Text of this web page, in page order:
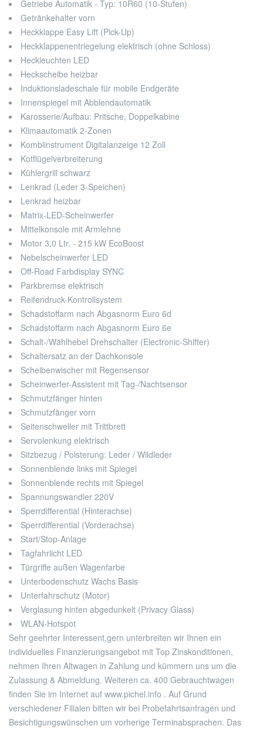
Getriebe Automatik - Typ: 10R60 (10-Stufen)
Getränkehalter vorn
Heckklappe Easy Lift (Pick-Up)
Heckklappenentriegelung elektrisch (ohne Schloss)
Heckleuchten LED
Heckscheibe heizbar
Induktionsladeschale für mobile Endgeräte
Innenspiegel mit Abblendautomatik
Karosserie/Aufbau: Pritsche, Doppelkabine
Klimaautomatik 2-Zonen
Kombiinstrument Digitalanzeige 12 Zoll
Kotflügelverbreiterung
Kühlergrill schwarz
Lenkrad (Leder 3-Speichen)
Lenkrad heizbar
Matrix-LED-Scheinwerfer
Mittelkonsole mit Armlehne
Motor 3,0 Ltr. - 215 kW EcoBoost
Nebelscheinwerfer LED
Off-Road Farbdisplay SYNC
Parkbremse elektrisch
Reifendruck-Kontrollsystem
Schadstoffarm nach Abgasnorm Euro 6d
Schadstoffarm nach Abgasnorm Euro 6e
Schalt-/Wählhebel Drehschalter (Electronic-Shifter)
Schaltersatz an der Dachkonsole
Scheibenwischer mit Regensensor
Scheinwerfer-Assistent mit Tag-/Nachtsensor
Schmutzfänger hinten
Schmutzfänger vorn
Seitenschweller mit Trittbrett
Servolenkung elektrisch
Sitzbezug / Polsterung: Leder / Wildleder
Sonnenblende links mit Spiegel
Sonnenblende rechts mit Spiegel
Spannungswandler 220V
Sperrdifferential (Hinterachse)
Sperrdifferential (Vorderachse)
Start/Stop-Anlage
Tagfahrlicht LED
Türgriffe außen Wagenfarbe
Unterbodenschutz Wachs Basis
Unterfahrschutz (Motor)
Verglasung hinten abgedunkelt (Privacy Glass)
WLAN-Hotspot
Sehr geehrter Interessent,gern unterbreiten wir Ihnen ein
individuelles Finanzierungsangebot mit Top Zinskonditionen,
nehmen Ihren Altwagen in Zahlung und kümmern uns um die
Zulassung & Abmeldung. Weiteren ca. 400 Gebrauchtwagen
finden Sie im Internet auf www.pichel.info . Auf Grund
verschiedener Filialen bitten wir bei Probefahrtsanfragen und
Besichtigungswünschen um vorherige Terminabsprachen. Das